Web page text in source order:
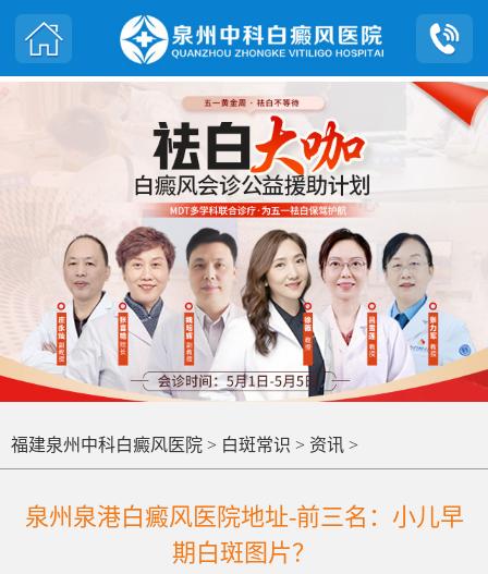
福建泉州中科白癜风医院 > 白斑常识 > 资讯 >
泉州泉港白癜风医院地址-前三名：小儿早
期白斑图片？